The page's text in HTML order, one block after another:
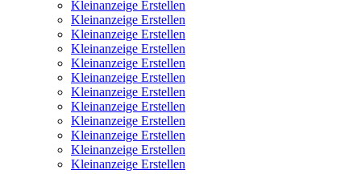
Kleinanzeige Erstellen
Kleinanzeige Erstellen
Kleinanzeige Erstellen
Kleinanzeige Erstellen
Kleinanzeige Erstellen
Kleinanzeige Erstellen
Kleinanzeige Erstellen
Kleinanzeige Erstellen
Kleinanzeige Erstellen
Kleinanzeige Erstellen
Kleinanzeige Erstellen
Kleinanzeige Erstellen